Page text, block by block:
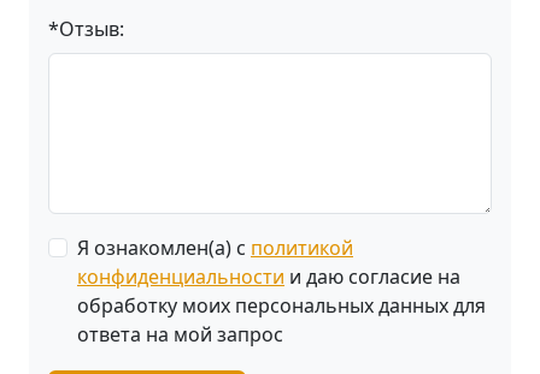
*Отзыв:
Я ознакомлен(а) с политикой
конфиденциальности и даю согласие на
обработку моих персональных данных для
ответа на мой запрос